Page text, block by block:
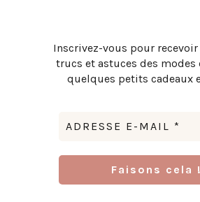
Inscrivez-vous pour
trucs et astuces des modes
quelques petits cadeaux